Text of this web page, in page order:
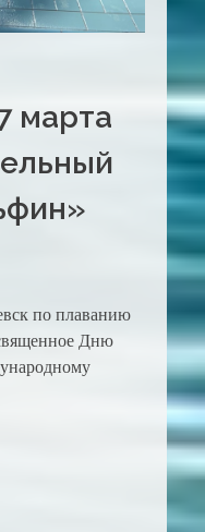
марта
по плаванию
Дню